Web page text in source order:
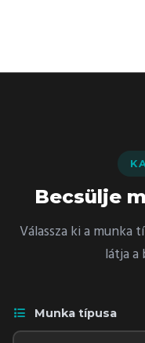
Becsülje
Válassza ki a munka
látja
Munka típusa